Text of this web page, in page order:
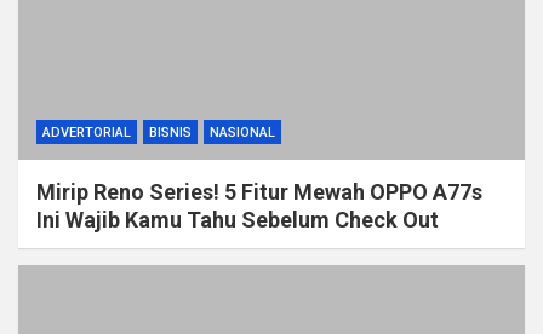
ADVERTORIAL BISNIS NASIONAL
Mirip Reno Series! 5 Fitur Mewah OPPO A77s
Ini Wajib Kamu Tahu Sebelum Check Out